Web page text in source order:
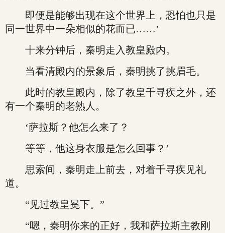
即便是能够出现在这个世界上，恐怕也只是
同一世界中一朵相似的花而已……’
十来分钟后，秦明走入教皇殿内。
当看清殿内的景象后，秦明挑了挑眉毛。
此时的教皇殿内，除了教皇千寻疾之外，还
有一个秦明的老熟人。
‘萨拉斯？他怎么来了？
等等，他这身衣服是怎么回事？’
思索间，秦明走上前去，对着千寻疾见礼
道。
“见过教皇冕下。”
“嗯，秦明你来的正好，我和萨拉斯主教刚